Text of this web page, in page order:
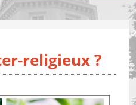
religieux ?